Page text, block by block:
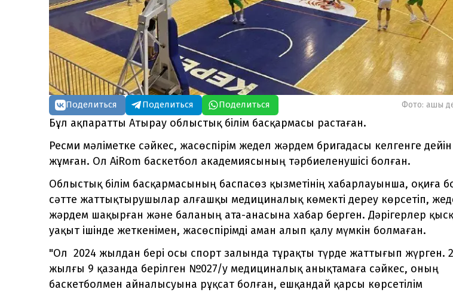
Поделиться Поделиться Поделиться Фото: ашық
Бұл ақпаратты Атырау облыстық білім басқармасы растаған.
Ресми мәліметке сәйкес, жасөспірім жедел жәрдем бригадасы келгенге
жұмған. Ол AiRom баскетбол академиясының тәрбиеленушісі болған.
Облыстық білім басқармасының баспасөз қызметінің хабарлауынша, оқиға
сәтте жаттықтырушылар алғашқы медициналық көмекті дереу көрсетіп,
жәрдем шақырған және баланың ата-анасына хабар берген. Дәрігерлер
уақыт ішінде жеткенімен, жасөспірімді аман алып қалу мүмкін болмаған.
"Ол 2024 жылдан бері осы спорт залында тұрақты түрде жаттығып жүрген.
жылғы 9 қазанда берілген №027/у медициналық анықтамаға сәйкес, оның
баскетболмен айналысуына рұқсат болған, ешқандай қарсы көрсетілім